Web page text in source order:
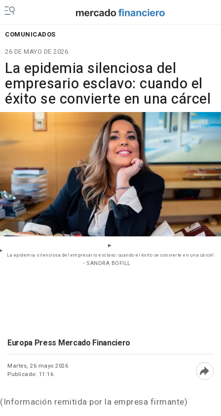
COMUNICADOS
26 DE MAYO DE 2026
La epidemia silenciosa del
empresario esclavo: cuando el
éxito se convierte en una cárcel
La epidemia silenciosa del empresario esclavo: cuando el éxito se convierte en una cárcel
- SANDRA BOFILL
Europa Press Mercado Financiero
Martes, 26 mayo 2026
Publicado: 11:16
(Información remitida por la empresa firmante)